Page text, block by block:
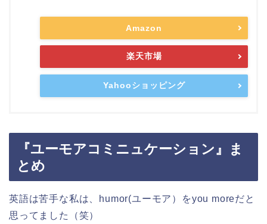
Amazon
楽天市場
Yahooショッピング
『ユーモアコミニュケーション』ま
とめ
英語は苦手な私は、humor(ユーモア）をyou moreだと
思ってました（笑）